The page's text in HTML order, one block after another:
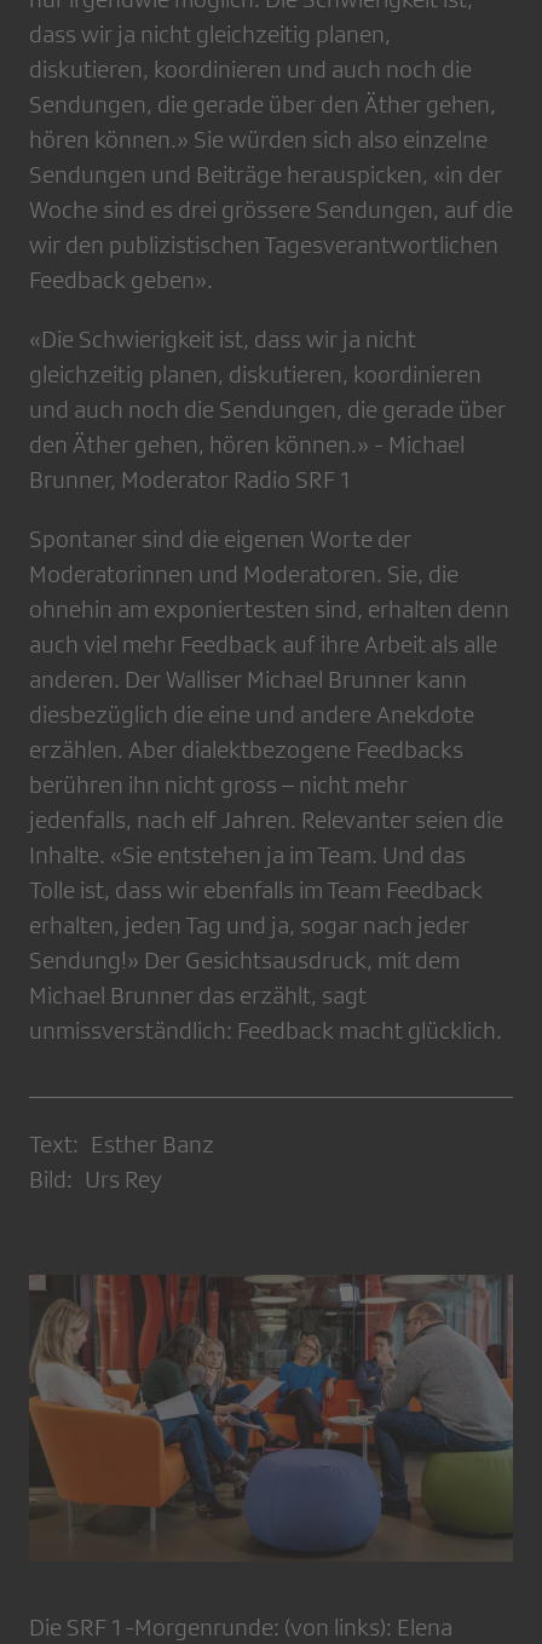
dass wir ja nicht gleichzeitig planen,
diskutieren, koordinieren und auch noch die
Sendungen, die gerade über den Äther gehen,
hören können.» Sie würden sich also einzelne
Sendungen und Beiträge herauspicken, «in der
Woche sind es drei grössere Sendungen, auf die
wir den publizistischen Tages­verantwortlichen
Feed­back geben».
«Die Schwierigkeit ist, dass wir ja nicht
gleichzeitig planen, diskutieren, koordinieren
und auch noch die Sendungen, die gerade über
den Äther gehen, hören können.» - Michael
Brunner, Moderator Radio SRF 1
Spontaner sind die eigenen Worte der
Moderatorinnen und Moderatoren. Sie, die
ohnehin am exponiertesten sind, erhalten denn
auch viel mehr Feedback auf ihre Arbeit als alle
anderen. Der Walliser Michael Brunner kann
diesbezüglich die eine und andere Anekdote
erzählen. Aber dia­lektbezogene Feedbacks
berühren ihn nicht gross – nicht mehr
jedenfalls, nach elf Jahren. Relevanter seien die
Inhalte. «Sie entstehen ja im Team. Und das
Tolle ist, dass wir ebenfalls im Team Feedback
erhalten, jeden Tag und ja, sogar nach jeder
Sendung!» Der Gesichtsausdruck, mit dem
Michael Brunner das erzählt, sagt
unmissverständlich: Feedback macht glücklich.
Text: Esther Banz
Bild: Urs Rey
Die SRF 1-Morgenrunde: (von links): Elena